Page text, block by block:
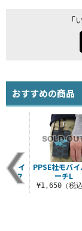
おすすめの商品
アメイ
ラフ
ャツ
PPSE社モバ
ーチL
¥1,650（税込